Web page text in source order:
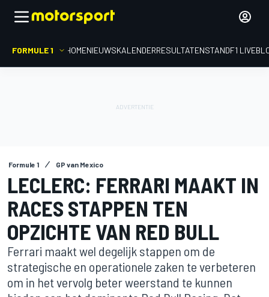
FORMULE 1 HOMENIEUWSKALENDERRESULTATENSTANDF1
Formule 1 GP van Mexico
LECLERC: FERRARI MAAKT IN
RACES STAPPEN TEN
OPZICHTE VAN RED BULL
Ferrari maakt wel degelijk stappen om de
strategische en operationele zaken te verbeteren
om in het vervolg beter weerstand te kunnen